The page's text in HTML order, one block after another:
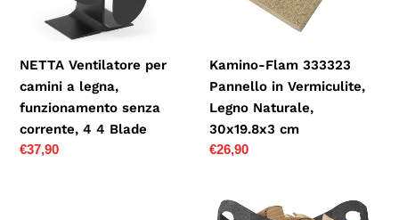
funzionamento
senza
4
4
Blade
NETTA Ventilatore per
camini a legna,
funzionamento senza
corrente, 4 4 Blade
Prezzo
€37,90
cm
Kamino-Flam 333323
Pannello in Vermiculite,
Legno Naturale,
30x19.8x3 cm
Prezzo
€26,90
Rubberneck